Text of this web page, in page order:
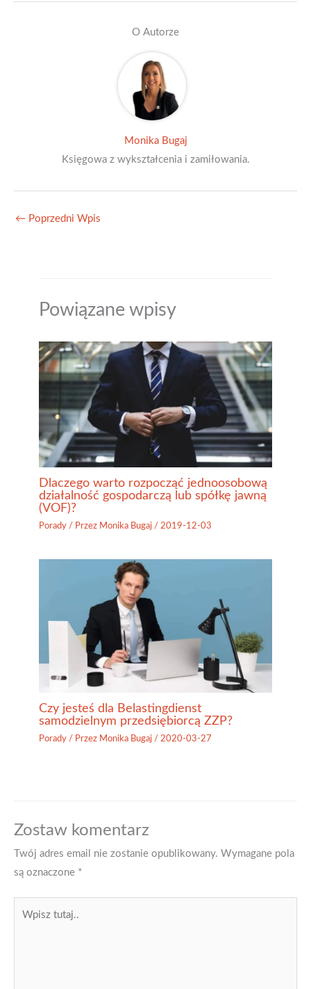
O Autorze
Monika Bugaj
Księgowa z wykształcenia i zamiłowania.
← Poprzedni Wpis
Powiązane wpisy
Dlaczego warto rozpocząć jednoosobową
działalność gospodarczą lub spółkę jawną
(VOF)?
Porady / Przez Monika Bugaj / 2019-12-03
Czy jesteś dla Belastingdienst
samodzielnym przedsiębiorcą ZZP?
Porady / Przez Monika Bugaj / 2020-03-27
Zostaw komentarz
Twój adres email nie zostanie opublikowany. Wymagane pola
są oznaczone *